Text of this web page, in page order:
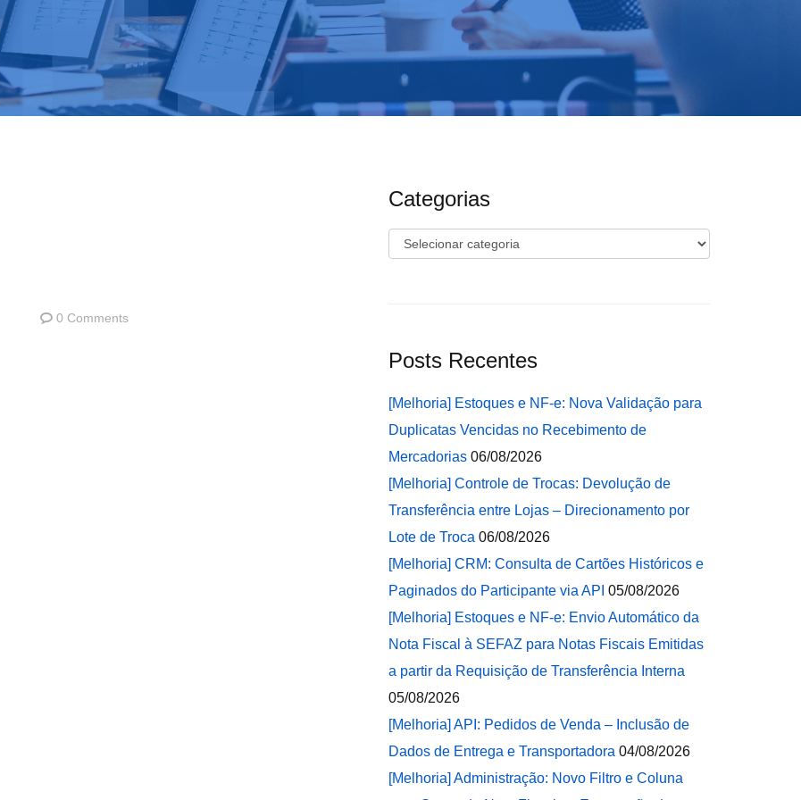
0 Comments
Categorias
Categorias
Posts Recentes
[Melhoria] Estoques e NF-e: Nova Validação para
Duplicatas Vencidas no Recebimento de
Mercadorias 06/08/2026
[Melhoria] Controle de Trocas: Devolução de
Transferência entre Lojas – Direcionamento por
Lote de Troca 06/08/2026
[Melhoria] CRM: Consulta de Cartões Históricos e
Paginados do Participante via API 05/08/2026
[Melhoria] Estoques e NF-e: Envio Automático da
Nota Fiscal à SEFAZ para Notas Fiscais Emitidas
a partir da Requisição de Transferência Interna
05/08/2026
[Melhoria] API: Pedidos de Venda – Inclusão de
Dados de Entrega e Transportadora 04/08/2026
[Melhoria] Administração: Novo Filtro e Coluna